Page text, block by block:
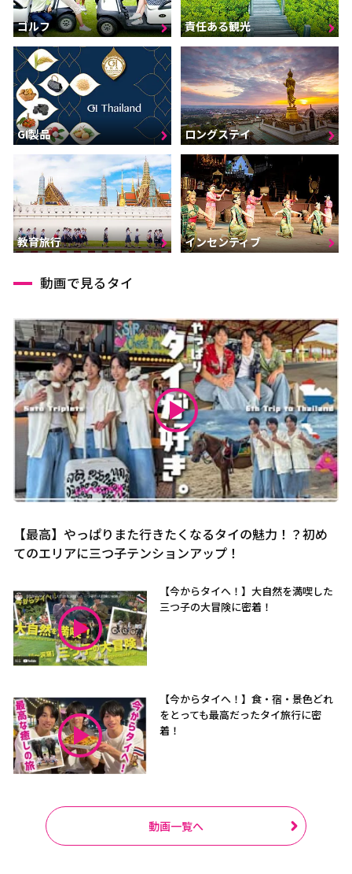
ゴルフ 責任ある観光
GI製品 ロングステイ
教育旅行 インセンティブ
動画で見るタイ
【最高】やっぱりまた行きたくなるタイの魅力！？初め
てのエリアに三つ子テンションアップ！
【今からタイへ！】大自然を満喫した
三つ子の大冒険に密着！
【今からタイへ！】食・宿・景色どれ
をとっても最高だったタイ旅行に密
着！
動画一覧へ